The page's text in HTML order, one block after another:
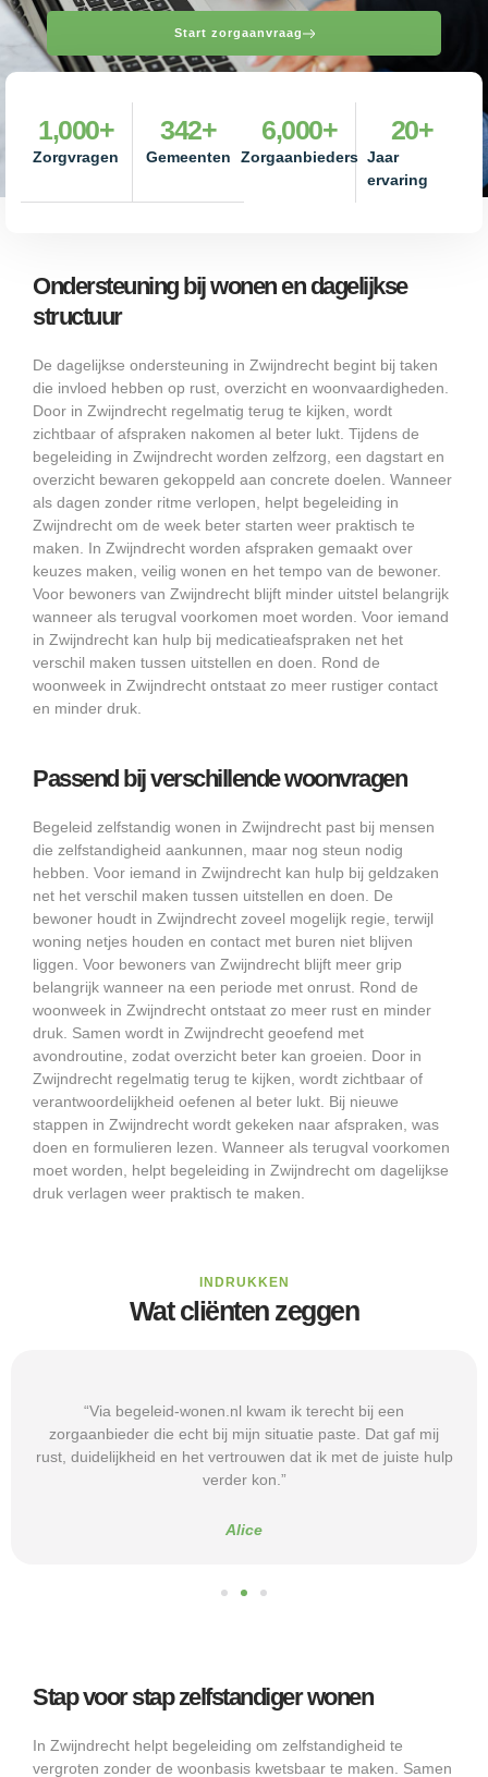
Start zorgaanvraag
Zorgvragen
1,000+
Gemeenten
342+
Zorgaanbieders
6,000+
Jaar
ervaring
20+
Ondersteuning bij wonen en dagelijkse
structuur
De dagelijkse ondersteuning in Zwijndrecht begint bij taken
die invloed hebben op rust, overzicht en woonvaardigheden.
Door in Zwijndrecht regelmatig terug te kijken, wordt
zichtbaar of afspraken nakomen al beter lukt. Tijdens de
begeleiding in Zwijndrecht worden zelfzorg, een dagstart en
overzicht bewaren gekoppeld aan concrete doelen. Wanneer
als dagen zonder ritme verlopen, helpt begeleiding in
Zwijndrecht om de week beter starten weer praktisch te
maken. In Zwijndrecht worden afspraken gemaakt over
keuzes maken, veilig wonen en het tempo van de bewoner.
Voor bewoners van Zwijndrecht blijft minder uitstel belangrijk
wanneer als terugval voorkomen moet worden. Voor iemand
in Zwijndrecht kan hulp bij medicatieafspraken net het
verschil maken tussen uitstellen en doen. Rond de
woonweek in Zwijndrecht ontstaat zo meer rustiger contact
en minder druk.
Passend bij verschillende woonvragen
Begeleid zelfstandig wonen in Zwijndrecht past bij mensen
die zelfstandigheid aankunnen, maar nog steun nodig
hebben. Voor iemand in Zwijndrecht kan hulp bij geldzaken
net het verschil maken tussen uitstellen en doen. De
bewoner houdt in Zwijndrecht zoveel mogelijk regie, terwijl
woning netjes houden en contact met buren niet blijven
liggen. Voor bewoners van Zwijndrecht blijft meer grip
belangrijk wanneer na een periode met onrust. Rond de
woonweek in Zwijndrecht ontstaat zo meer rust en minder
druk. Samen wordt in Zwijndrecht geoefend met
avondroutine, zodat overzicht beter kan groeien. Door in
Zwijndrecht regelmatig terug te kijken, wordt zichtbaar of
verantwoordelijkheid oefenen al beter lukt. Bij nieuwe
stappen in Zwijndrecht wordt gekeken naar afspraken, was
doen en formulieren lezen. Wanneer als terugval voorkomen
moet worden, helpt begeleiding in Zwijndrecht om dagelijkse
druk verlagen weer praktisch te maken.
INDRUKKEN
Wat cliënten zeggen
“Via begeleid-wonen.nl kwam ik terecht bij een
zorgaanbieder die echt bij mijn situatie paste. Dat gaf mij
rust, duidelijkheid en het vertrouwen dat ik met de juiste hulp
verder kon.”
Alice
Stap voor stap zelfstandiger wonen
In Zwijndrecht helpt begeleiding om zelfstandigheid te
vergroten zonder de woonbasis kwetsbaar te maken. Samen